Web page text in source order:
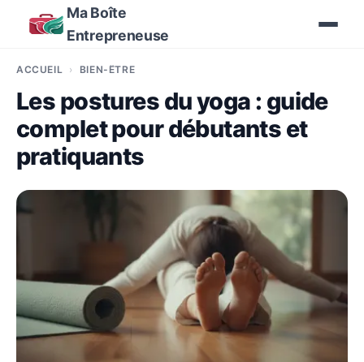
Ma Boîte
Entrepreneuse
ACCUEIL BIEN-ÊTRE
Les postures du yoga : guide
complet pour débutants et
pratiquants